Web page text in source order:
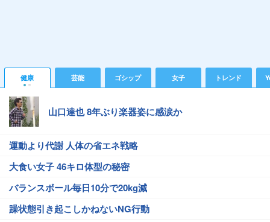
健康 芸能 ゴシップ 女子 トレンド
山口達也 8年ぶり楽器姿に感涙か
運動より代謝 人体の省エネ戦略
大食い女子 46キロ体型の秘密
バランスボール毎日10分で20kg減
躁状態引き起こしかねないNG行動